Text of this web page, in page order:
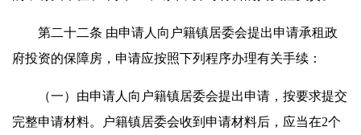
第二十二条 由申请人向户籍镇居委会提出申请承租政
府投资的保障房，申请应按照下列程序办理有关手续：
（一）由申请人向户籍镇居委会提出申请，按要求提交
完整申请材料。户籍镇居委会收到申请材料后，应当在2个